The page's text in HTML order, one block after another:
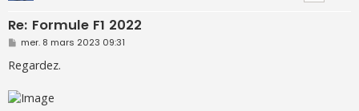
Re: Formule F1 2022
M
s
s
g
e
mer. 8 mars 2023 09:31
Regardez.